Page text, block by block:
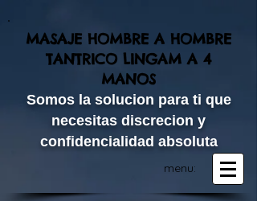
MASAJE HOMBRE A HOMBRE
TANTRICO LINGAM A 4
MANOS​
Somos la solucion para ti que
necesitas discrecion y
confidencialidad absoluta
menu: